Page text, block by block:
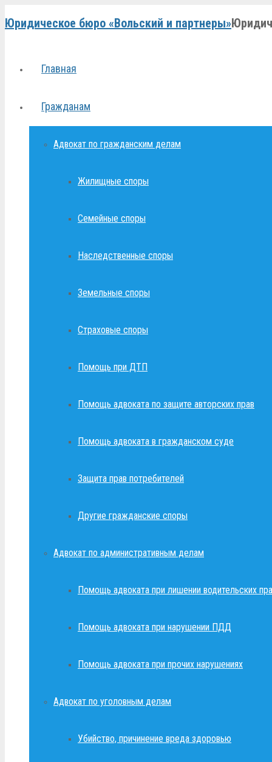
Юридическое бюро «Вольский и партнеры»
Главная
Гражданам
Адвокат по гражданским делам
Жилищные споры
Семейные споры
Наследственные споры
Земельные споры
Страховые споры
Помощь при ДТП
Помощь адвоката по защите авторских прав
Помощь адвоката в гражданском суде
Защита прав потребителей
Другие гражданские споры
Адвокат по административным делам
Помощь адвоката при лишении водительских
Помощь адвоката при нарушении ПДД
Помощь адвоката при прочих нарушениях
Адвокат по уголовным делам
Убийство, причинение вреда здоровью